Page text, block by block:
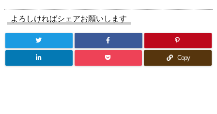
よろしければシェアお願いします
Copy